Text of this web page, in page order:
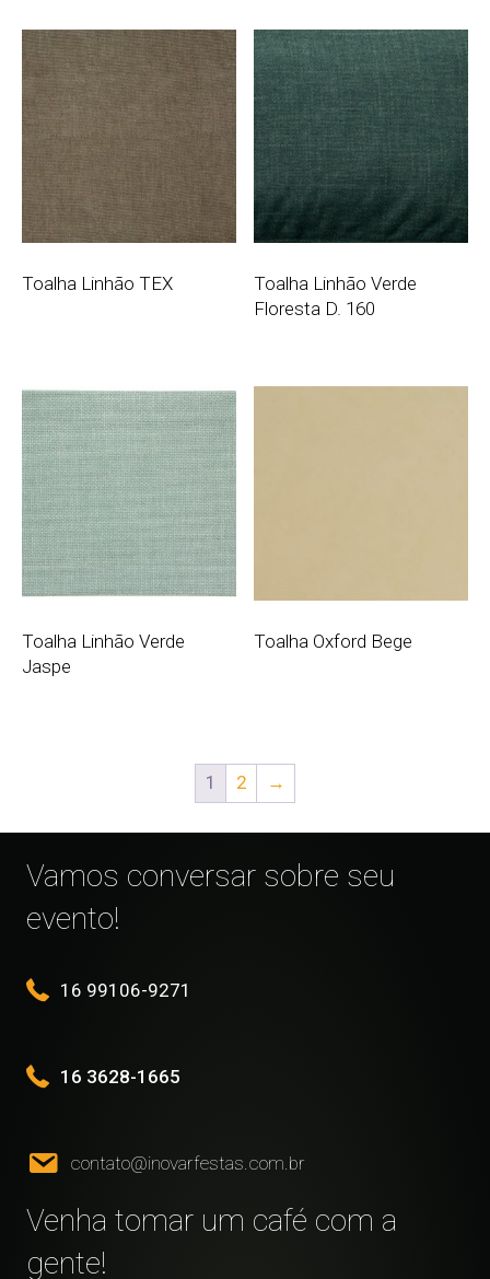
Toalha Linhão TEX
Toalha Linhão Verde
Floresta D. 160
Toalha Linhão Verde
Jaspe
Toalha Oxford Bege
1 2 →
Vamos conversar sobre seu
evento!
16 99106-9271
16 3628-1665
contato@inovarfestas.com.br
Venha tomar um café com a
gente!